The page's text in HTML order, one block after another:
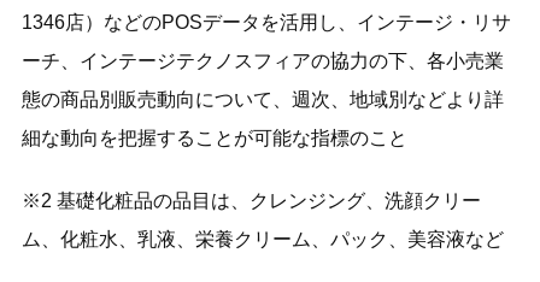
1346店）などのPOSデータを活用し、インテージ・リサ
ーチ、インテージテクノスフィアの協力の下、各小売業
態の商品別販売動向について、週次、地域別などより詳
細な動向を把握することが可能な指標のこと
※2 基礎化粧品の品目は、クレンジング、洗顔クリー
ム、化粧水、乳液、栄養クリーム、パック、美容液など